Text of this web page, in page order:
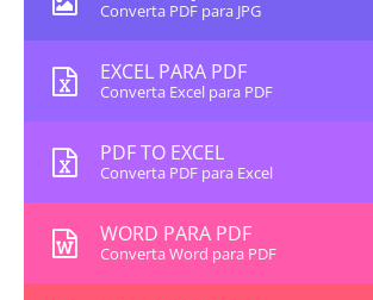
Converta PDF para JPG
EXCEL PARA PDF
Converta Excel para PDF
PDF TO EXCEL
Converta PDF para Excel
WORD PARA PDF
Converta Word para PDF